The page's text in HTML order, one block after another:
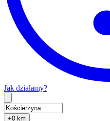
Jak działamy?
+0 km